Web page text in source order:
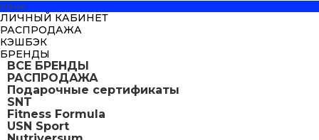
Меню
ЛИЧНЫЙ КАБИНЕТ
РАСПРОДАЖА
КЭШБЭК
БРЕНДЫ
ВСЕ БРЕНДЫ
РАСПРОДАЖА
Подарочные сертификаты
SNT
Fitness Formula
USN Sport